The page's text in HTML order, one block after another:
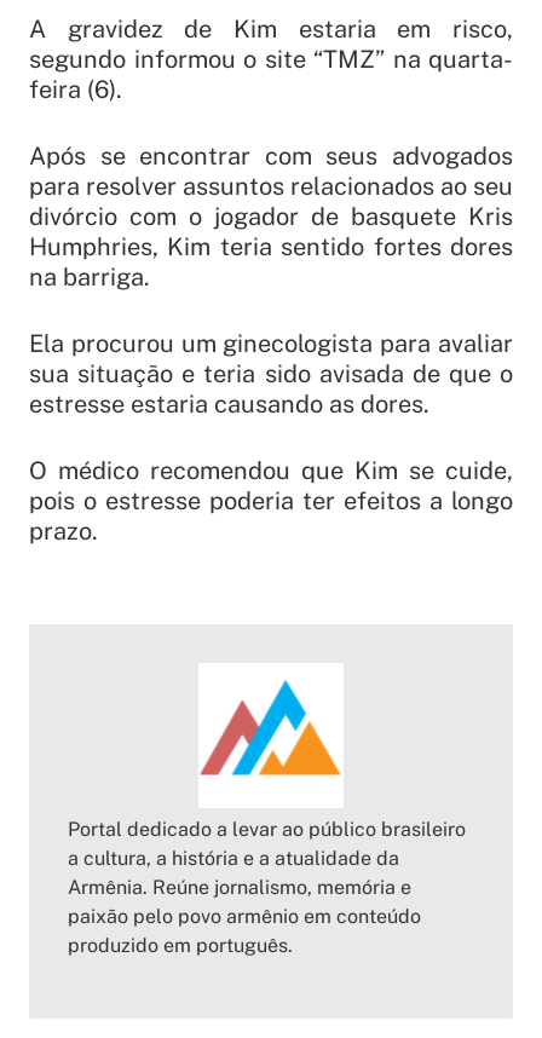
A gravidez de Kim estaria em risco,
segundo informou o site “TMZ” na quarta-
feira (6).
Após se encontrar com seus advogados
para resolver assuntos relacionados ao seu
divórcio com o jogador de basquete Kris
Humphries, Kim teria sentido fortes dores
na barriga.
Ela procurou um ginecologista para avaliar
sua situação e teria sido avisada de que o
estresse estaria causando as dores.
O médico recomendou que Kim se cuide,
pois o estresse poderia ter efeitos a longo
prazo.
Portal dedicado a levar ao público brasileiro
a cultura, a história e a atualidade da
Armênia. Reúne jornalismo, memória e
paixão pelo povo armênio em conteúdo
produzido em português.